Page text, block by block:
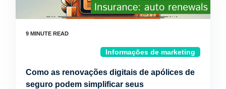
Informações de marketing
Como as renovações digitais de apólices de
seguro podem simplificar seus